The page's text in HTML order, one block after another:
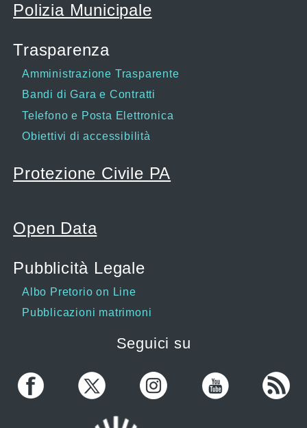
Polizia Municipale
Trasparenza
Amministrazione Trasparente
Bandi di Gara e Contratti
Telefono e Posta Elettronica
Obiettivi di accessibilità
Protezione Civile PA
Open Data
Pubblicità Legale
Albo Pretorio on Line
Pubblicazioni matrimoni
Seguici su